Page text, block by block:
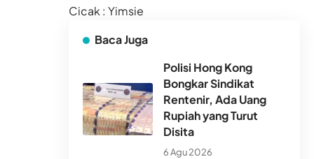
Cicak : Yimsie
Baca Juga
Polisi Hong Kong
Bongkar Sindikat
Rentenir, Ada Uang
Rupiah yang Turut
Disita
6 Agu 2026